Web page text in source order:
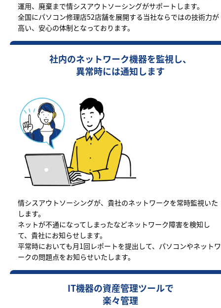
運用、廃棄まで情シスアウトソーシングがサポートします。
全国にパソコン修理店52店舗を展開する当社ならではの技術力が
高い、安心の体制となっております。
社内のネットワーク機器を監視し、
異常時には通知します
情シスアウトソーシングが、貴社のネットワークを常時監視いた
します。
ネットが不通になってしまったなどネットワーク障害を検知し
て、貴社にお知らせします。
平常時においても月1回レポートを提出して、パソコンやネットワ
ークの問題点をお知らせいたします。
IT機器の資産管理ツールで
楽々管理